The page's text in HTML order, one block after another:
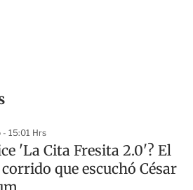
15:01 Hrs
'La Cita Fresita 2.0'? El
que escuchó César